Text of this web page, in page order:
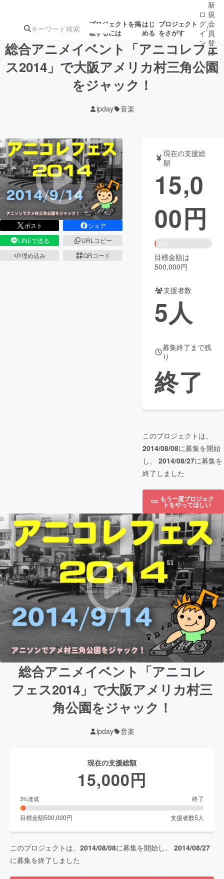
プロジェクトを掲
載するには
はじ
める
プロジェクト
をさがす
注目の新着プロ
ジェクト
募集終了が近いプ
テクノロジー・ガジェット
映像・映画 書籍・雑誌
ビジネス・起業 チャレンジ
まちづくり・地域活性化
CAMPFIRE Creation
コミュニティ
ロ
グ
イ
ン
/
新
規
会
員
登
録
総合アニメイベント「アニコレフェ
ス2014」で大阪アメリカ村三角公園
をジャック！
ipday 音楽
ポスト
シェア
LINEで送る
URLコピー
埋め込み
QRコード
現在の支援総
額
15,0
00円
3%
目標金額は
500,000円
支援者数
5人
募集終了まで残
り
終了
このプロジェクトは、
2014/08/08に募集を開始
し、 2014/08/27に募集を
終了しました
もう一度プロジェク
トをやってほしい
総合アニメイベント「アニコレ
フェス2014」で大阪アメリカ村三
角公園をジャック！
ipday 音楽
現在の支援総額
15,000円
3%達成 終了
目標金額500,000円 支援者数5 人
このプロジェクトは、 2014/08/08に募集を開始し、 2014/08/27
に募集を終了しました